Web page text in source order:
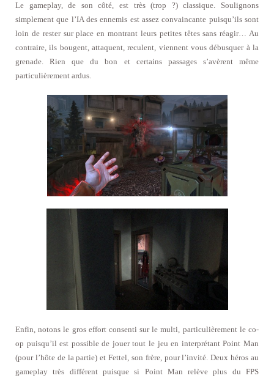
Le gameplay, de son côté, est très (trop ?) classique. Soulignons
simplement que l’IA des ennemis est assez convaincante puisqu’ils sont
loin de rester sur place en montrant leurs petites têtes sans réagir… Au
contraire, ils bougent, attaquent, reculent, viennent vous débusquer à la
grenade. Rien que du bon et certains passages s’avèrent même
particulièrement ardus.
Enfin, notons le gros effort consenti sur le multi, particulièrement le co-
op puisqu’il est possible de jouer tout le jeu en interprétant Point Man
(pour l’hôte de la partie) et Fettel, son frère, pour l’invité. Deux héros au
gameplay très différent puisque si Point Man relève plus du FPS